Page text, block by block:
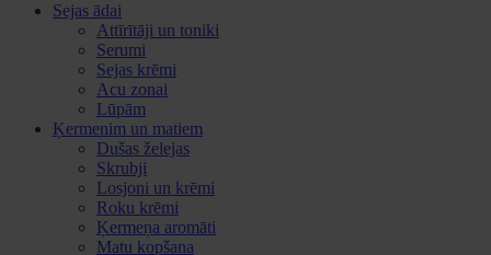
Sejas ādai
Attīrītāji un toniki
Serumi
Sejas krēmi
Acu zonai
Lūpām
Ķermenim un matiem
Dušas želejas
Skrubji
Losjoni un krēmi
Roku krēmi
Ķermeņa aromāti
Matu kopšana